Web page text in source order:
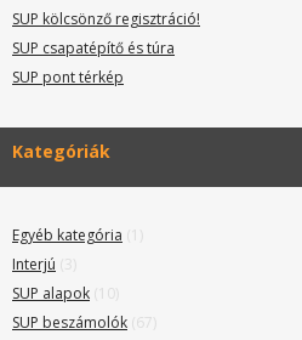
SUP kölcsönző regisztráció!
SUP csapatépítő és túra
SUP pont térkép
Kategóriák
Egyéb kategória (1)
Interjú (3)
SUP alapok (10)
SUP beszámolók (67)